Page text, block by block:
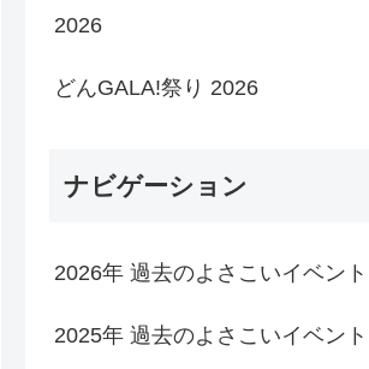
2026
どんGALA!祭り 2026
ナビゲーション
2026年 過去のよさこいイベント
2025年 過去のよさこいイベント